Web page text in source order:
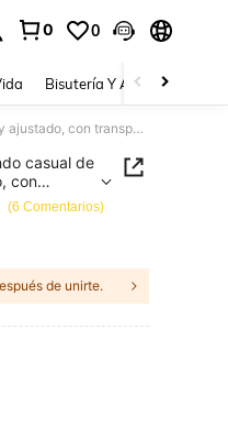
0 0
Bisutería Y Accesorios
Slaydiva Set de 2 piezas con atuendo casual de vacaciones para mujer, de punto y ajustado, con transparencia, sexy, adecuado para festivales de música, Semana Santa, temporada de graduación
casual de
con
de
(6 Comentarios)
de unirte.